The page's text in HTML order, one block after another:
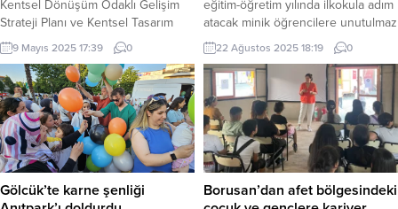
Kentsel Dönüşüm Odaklı Gelişim
Strateji Planı ve Kentsel Tasarım
Projesi kapsamında vatandaşların
görüşlerini almak amacıyla kapsamlı
bir anket çalışması başlattı.
SAKARYA (İGFA) – Sakarya
Büyükşehir Belediyesi, dirençli,
sosyal ve yeşil şehir sloganı ile
başlattığı kentsel dönüşüm
çalışmalarını çok yönlü olarak
sürdürüyor. Çalışmalar kapsamında
Kentsel Dönüşüm Odaklı Gelişim...
9 Mayıs 2025 17:39 0
eğitim-öğretim yılında ilkokula adım
atacak minik öğrencilere unutulmaz
bir başlangıç yapmaları için
kırtasiye ve çanta desteği
sağlayacak. DENİZLİ (İGFA) –
Projeye öğrencilerin yoğun ilgisi
nedeniyle başvuru süresi uzatıldı.
Bu yıl ilk kez sıralarına oturacak
çocuklar için hazırlanan yardım
setlerinde çanta, kalemlik,
beslenme çantası, resim defteri,
kuru...
22 Ağustos 2025 18:19 0
Gölcük’te karne şenliği
Borusan’dan afet bölgesindeki